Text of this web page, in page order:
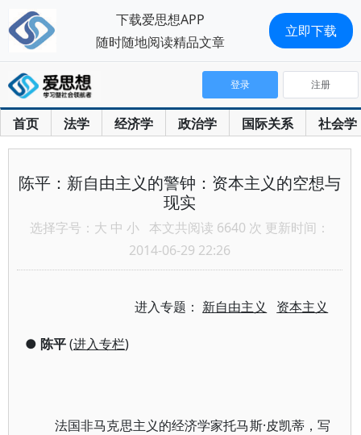
首页 法学 经济学 政治学 国际关系 社会学
登录 注册
陈平：新自由主义的警钟：资本主义的空想与
现实
选择字号： 大 中 小 本文共阅读 6640 次 更新时间：
2014-06-29 22:26
进入专题： 新自由主义 资本主义
● 陈平(进入专栏)
法国非马克思主义的经济学家托马斯·皮凯蒂，写
下载爱思想APP
随时随地阅读精品文章
立即下载